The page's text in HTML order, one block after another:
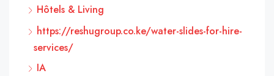
Hôtels & Living
https://reshugroup.co.ke/water-slides-for-hire-
services/
IA